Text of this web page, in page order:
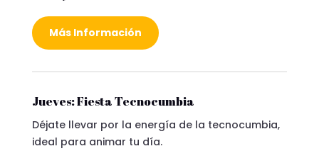
Más Información
Jueves: Fiesta Tecnocumbia
Déjate llevar por la energía de la tecnocumbia,
ideal para animar tu día.